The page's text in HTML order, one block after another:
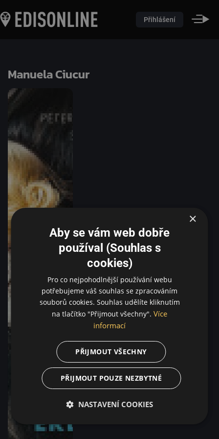
Přihlášení
Manuela Ciucur
×
Aby se vám web dobře
používal (Souhlas s
cookies)
Pro co nejpohodlnější používání webu
potřebujeme váš souhlas se zpracováním
souborů cookies. Souhlas udělíte kliknutím
na tlačítko "Přijmout všechny". Více
informací
PŘIJMOUT VŠECHNY
PŘIJMOUT POUZE NEZBYTNÉ
NASTAVENÍ COOKIES